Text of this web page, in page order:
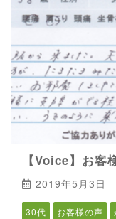
【Voice】お客
2019年5月3日
30代 お客様の声